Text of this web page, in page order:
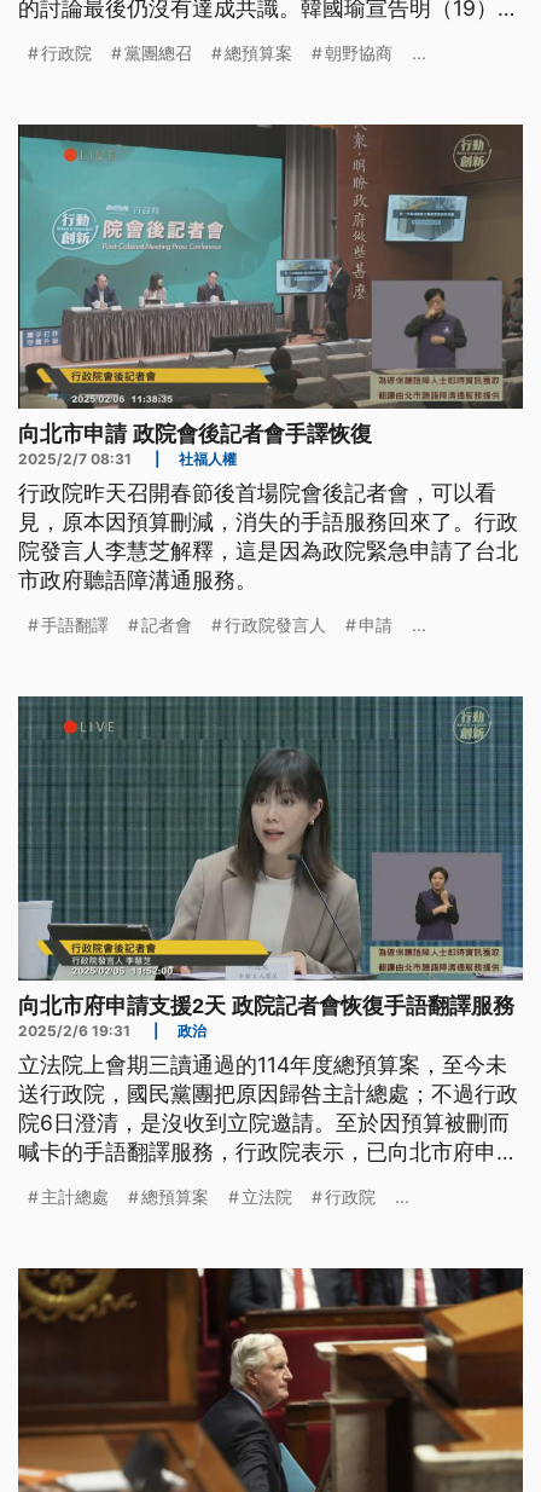
的討論最後仍沒有達成共識。韓國瑜宣告明（19）日
議，但也建議如果行政院沒提覆議，各委員會應該儘
行政院 黨團總召 總預算案 朝野協商 ...
向北市申請 政院會後記者會手譯恢復
2025/2/7 08:31 社福人權
行政院昨天召開春節後首場院會後記者會，可以看
見，原本因預算刪減，消失的手語服務回來了。行政
院發言人李慧芝解釋，這是因為政院緊急申請了台北
市政府聽語障溝通服務。
手語翻譯 記者會 行政院發言人 申請 ...
向北市府申請支援2天 政院記者會恢復手語翻譯服務
2025/2/6 19:31 政治
立法院上會期三讀通過的114年度總預算案，至今未
送行政院，國民黨團把原因歸咎主計總處；不過行政
院6日澄清，是沒收到立院邀請。至於因預算被刪而
喊卡的手語翻譯服務，行政院表示，已向北市府申請
主計總處 總預算案 立法院 行政院 ...